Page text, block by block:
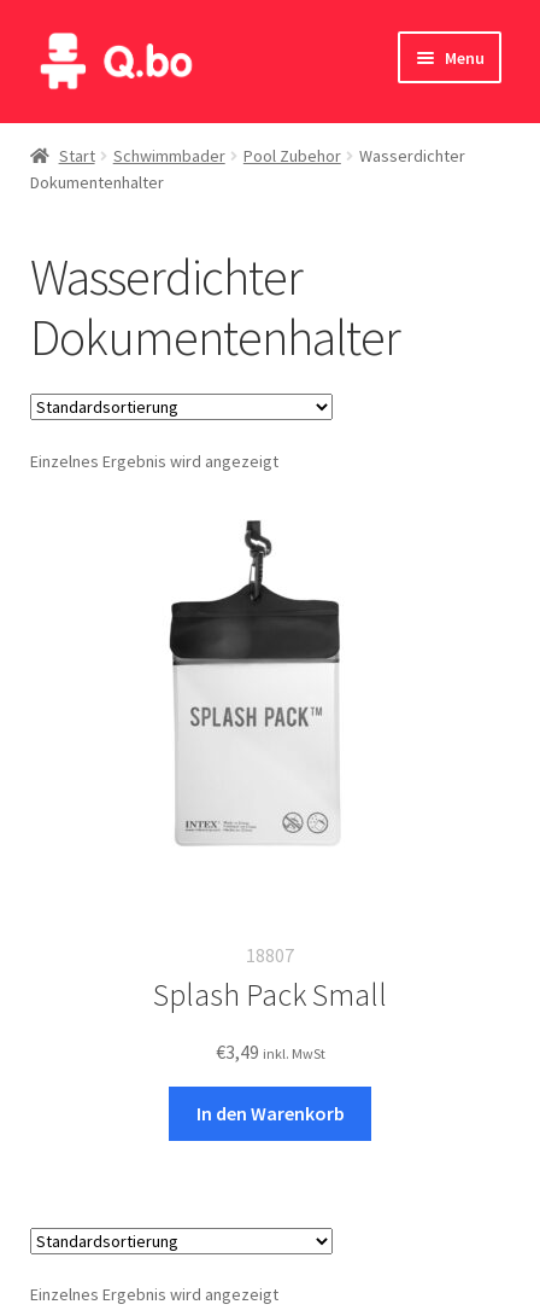
Skip
to
Skip
to
Menu
Home
Blog
Katalog
Start Schwimmbader Pool Zubehor
Wasserdichter
Dokumentenhalter
Wasserdichter
Dokumentenhalter
Einzelnes Ergebnis wird angezeigt
18807
Splash Pack Small
€3,49 inkl. MwSt
In den Warenkorb
Einzelnes Ergebnis wird angezeigt